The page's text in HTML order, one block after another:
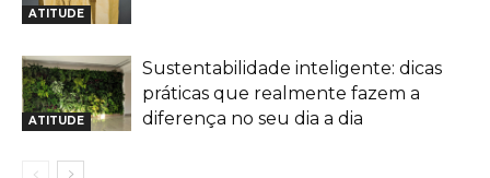
ATITUDE
ATITUDE
Sustentabilidade inteligente: dicas
práticas que realmente fazem a
diferença no seu dia a dia